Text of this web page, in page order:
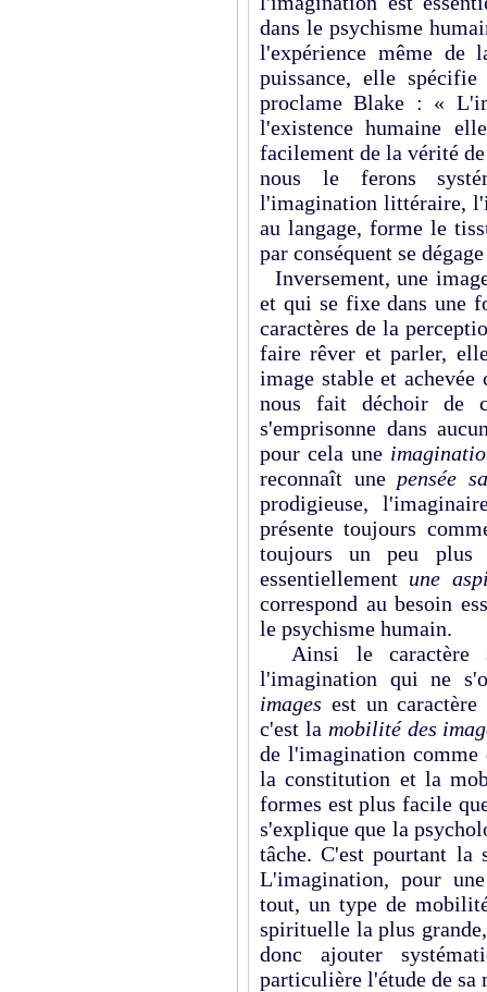
dans le psychisme
l'expérience même de
puissance, elle
proclame Blake : «
l'existence humaine
facilement de la vérité
nous le ferons
l'imagination littéraire,
au langage, forme le
par conséquent se
Inversement, une
et qui se fixe dans une
caractères de la
faire rêver et parler,
image stable et
nous fait déchoir de
s'emprisonne dans
pour cela une
reconnaît une pensée
prodigieuse,
présente toujours
toujours un peu plus
essentiellement une
correspond au besoin
le psychisme humain.
Ainsi le caractère
l'imagination qui ne
images est un
c'est la mobilité des
de l'imagination comme
la constitution et la
formes est plus facile
s'explique que la
tâche. C'est pourtant la
L'imagination, pour
tout, un type de
spirituelle la plus
donc ajouter
particulière l'étude de sa